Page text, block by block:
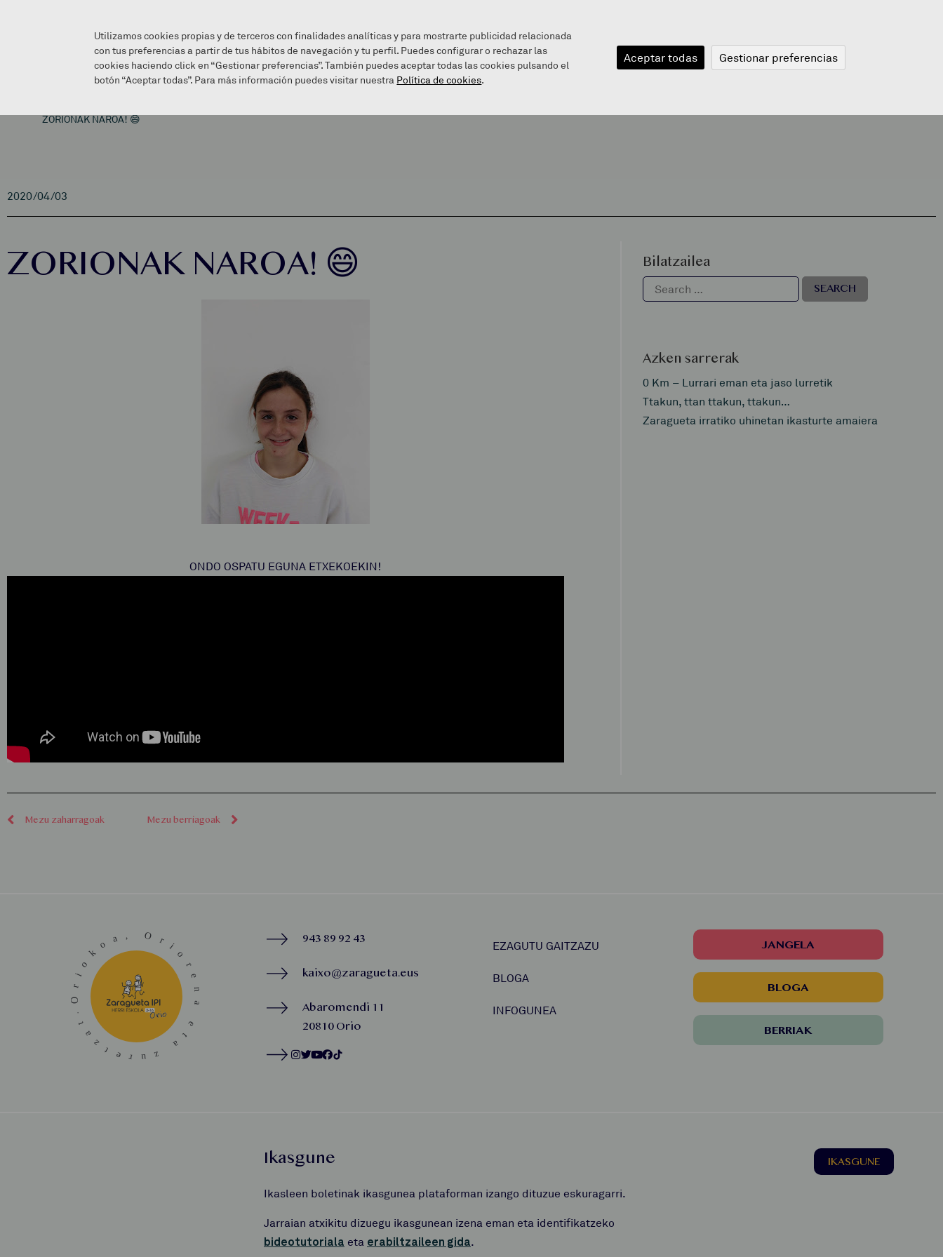
EZAGUTU GAITZAZU INFOGUNEA BALEAREN BIDEA JANGELA BLOGA BERRIAK
ZORIONAK NAROA! 😄
2020/04/03
ZORIONAK NAROA! 😄
ONDO OSPATU EGUNA ETXEKOEKIN!
Bilatzailea
Azken sarrerak
0 Km – Lurrari eman eta jaso lurretik
Ttakun, ttan ttakun, ttakun…
Zaragueta irratiko uhinetan ikasturte amaiera
Mezu zaharragoak Mezu berriagoak
943 89 92 43
kaixo@zaragueta.eus
Abaromendi 11
20810 Orio
EZAGUTU GAITZAZU
BLOGA
INFOGUNEA
JANGELA
BLOGA
BERRIAK
Ikasgune
Ikasleen boletinak ikasgunea plataforman izango dituzue eskuragarri.
Jarraian atxikitu dizuegu ikasgunean izena eman eta identifikatzeko
bideotutoriala eta erabiltzaileen gida.
IKASGUNE
Utilizamos cookies propias y de terceros con finalidades analíticas y para mostrarte publicidad relacionada
con tus preferencias a partir de tus hábitos de navegación y tu perfil. Puedes configurar o rechazar las
cookies haciendo click en “Gestionar preferencias”. También puedes aceptar todas las cookies pulsando el
botón “Aceptar todas”. Para más información puedes visitar nuestra Política de cookies.
Aceptar todas Gestionar preferencias